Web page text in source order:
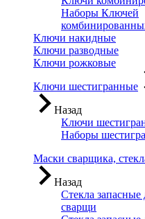
Наборы Ключей
Ключи накидные
Ключи разводные
Ключи рожковые
Ключи шестигранные
Назад
Ключи
Наборы
Маски сварщика,
Назад
Стекла запасные
сварщи